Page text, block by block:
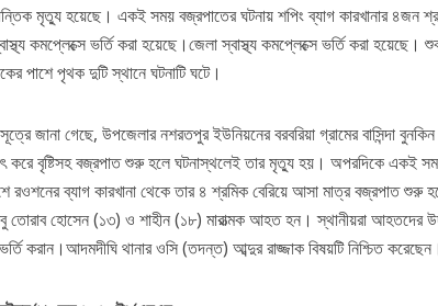
মৃত্যু হয়েছে। একই সময় বজ্রপাতের ঘটনায় শপিং ব্যাগ কারখানার
কমপ্লেক্সে ভর্তি করা হয়েছে।জেলা স্বাস্থ্য কমপ্লেক্সে ভর্তি করা হয়েছে।
পাশে পৃথক দুটি স্থানে ঘটনাটি ঘটে।
জানা গেছে, উপজেলার নশরতপুর ইউনিয়নের বরবরিয়া গ্রামের বাসিন্দা
করে বৃষ্টিসহ বজ্রপাত শুরু হলে ঘটনাস্থলেই তার মৃত্যু হয়। অপরদিকে একই সময়
রওশনের ব্যাগ কারখানা থেকে তার ৪ শ্রমিক বেরিয়ে আসা মাত্র বজ্রপাত শুরু
হোসেন (১৩) ও শাহীন (১৮) মারাত্মক আহত হন। স্থানীয়রা আহতদের
করান।আদমদীঘি থানার ওসি (তদন্ত) আব্দুর রাজ্জাক বিষয়টি নিশ্চিত করেছেন।